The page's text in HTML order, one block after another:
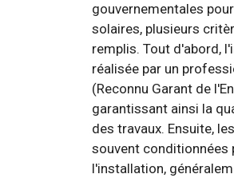
gouvernementales
solaires, plusieurs
remplis. Tout d'abord,
réalisée par un
(Reconnu Garant de
garantissant ainsi la
des travaux. Ensuite,
souvent conditionnées
l'installation,